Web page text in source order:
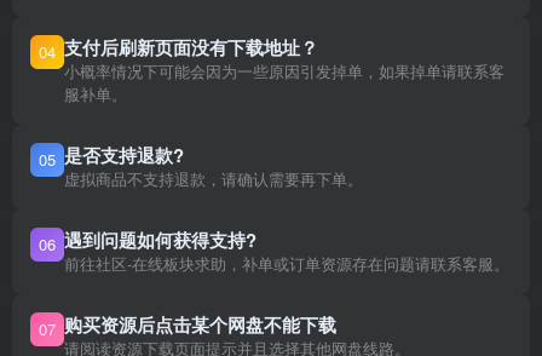
04 支付后刷新页面没有下载地址？
小概率情况下可能会因为一些原因引发掉单，如果掉单请联系客
服补单。
05 是否支持退款?
虚拟商品不支持退款，请确认需要再下单。
06 遇到问题如何获得支持?
前往社区-在线板块求助，补单或订单资源存在问题请联系客服。
07 购买资源后点击某个网盘不能下载
请阅读资源下载页面提示并且选择其他网盘线路。